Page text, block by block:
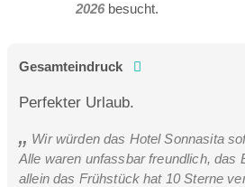
2026 besucht.
Gesamteindruck
Perfekter Urlaub.
Wir würden das Hotel Sonnasita
Alle waren unfassbar freundlich, das
allein das Frühstück hat 10 Sterne